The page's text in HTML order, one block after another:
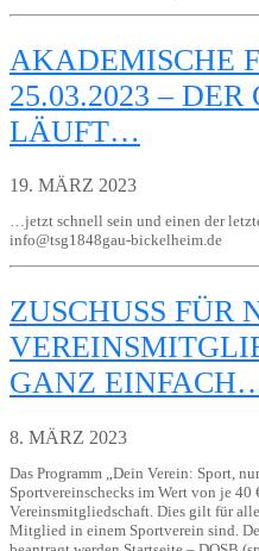
AKADEMISCHE
25.03.2023 –
LÄUFT…
19. MÄRZ 2023
…jetzt schnell sein und einen der
info@tsg1848gau-bickelheim.de
ZUSCHUSS FÜR
GANZ
8. MÄRZ 2023
Das Programm „Dein Verein: Sport,
Sportvereinschecks im Wert von je 40
Vereinsmitgliedschaft. Dies gilt für
Mitglied in einem Sportverein sind.